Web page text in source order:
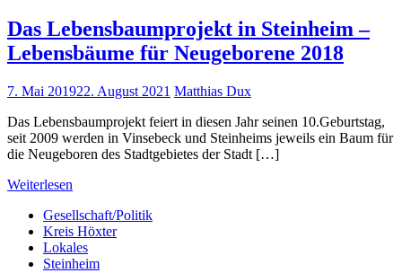
Das Lebensbaumprojekt in Steinheim –
Lebensbäume für Neugeborene 2018
7. Mai 201922. August 2021 Matthias Dux
Das Lebensbaumprojekt feiert in diesen Jahr seinen 10.Geburtstag,
seit 2009 werden in Vinsebeck und Steinheims jeweils ein Baum für
die Neugeboren des Stadtgebietes der Stadt […]
Weiterlesen
Gesellschaft/Politik
Kreis Höxter
Lokales
Steinheim